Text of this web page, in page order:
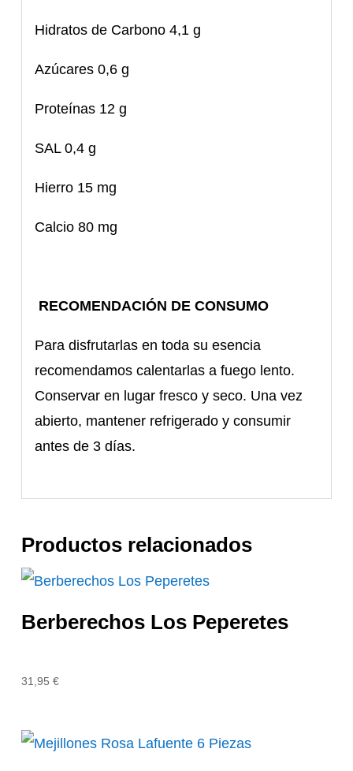
Hidratos de Carbono 4,1 g
Azúcares 0,6 g
Proteínas 12 g
SAL 0,4 g
Hierro 15 mg
Calcio 80 mg
RECOMENDACIÓN DE CONSUMO
Para disfrutarlas en toda su esencia
recomendamos calentarlas a fuego lento.
Conservar en lugar fresco y seco. Una vez
abierto, mantener refrigerado y consumir
antes de 3 días.
Productos relacionados
Berberechos Los Peperetes
31,95€